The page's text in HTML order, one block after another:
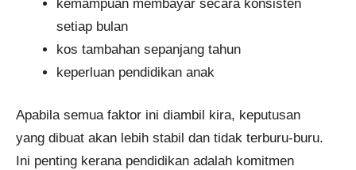
kemampuan membayar secara konsisten
setiap bulan
kos tambahan sepanjang tahun
keperluan pendidikan anak
Apabila semua faktor ini diambil kira, keputusan
yang dibuat akan lebih stabil dan tidak terburu-buru.
Ini penting kerana pendidikan adalah komitmen